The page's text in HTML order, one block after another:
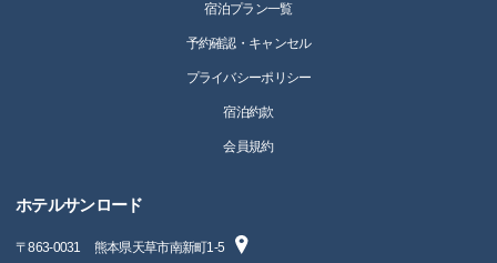
宿泊プラン一覧
予約確認・キャンセル
プライバシーポリシー
宿泊約款
会員規約
ホテルサンロード
〒863-0031 熊本県天草市南新町1-5